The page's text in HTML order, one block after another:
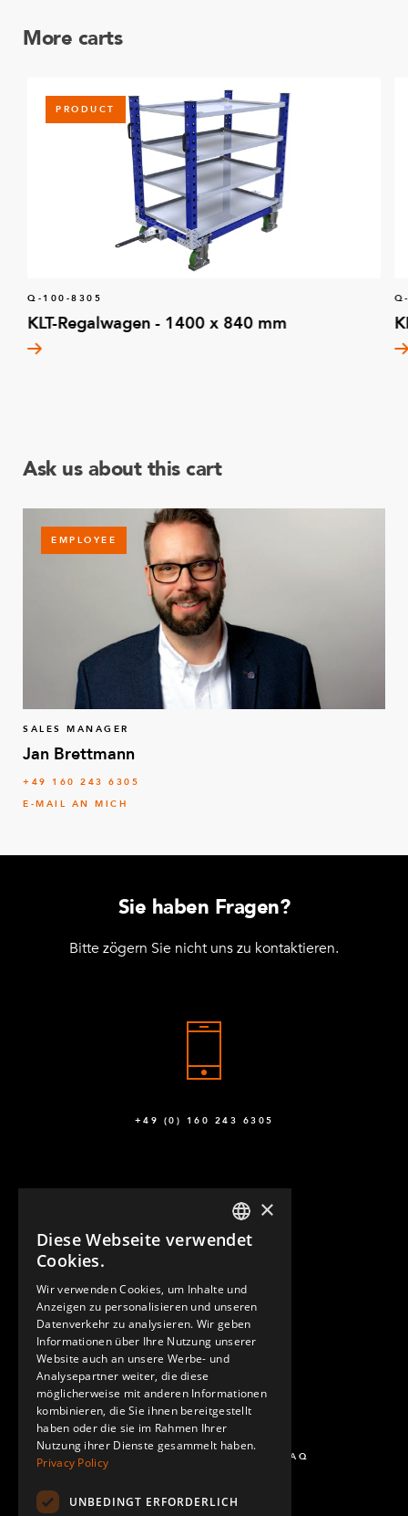
More carts
PRODUCT
Q-100-8305
KLT-Regalwagen - 1400 x 840 mm
Ask us about this cart
EMPLOYEE
SALES MANAGER
Jan Brettmann
+49 160 243 6305
E-MAIL AN MICH
Sie haben Fragen?
Bitte zögern Sie nicht uns zu kontaktieren.
+49 (0) 160 243 6305
KONTAKT
FRAGEN UND ANTWORTEN - FAQ
ENGLISH
×
Diese Webseite verwendet
Cookies.
Wir verwenden Cookies, um Inhalte und
Anzeigen zu personalisieren und unseren
Datenverkehr zu analysieren. Wir geben
Informationen über Ihre Nutzung unserer
Website auch an unsere Werbe- und
Analysepartner weiter, die diese
möglicherweise mit anderen Informationen
kombinieren, die Sie ihnen bereitgestellt
haben oder die sie im Rahmen Ihrer
Nutzung ihrer Dienste gesammelt haben.
Privacy Policy
UNBEDINGT ERFORDERLICH